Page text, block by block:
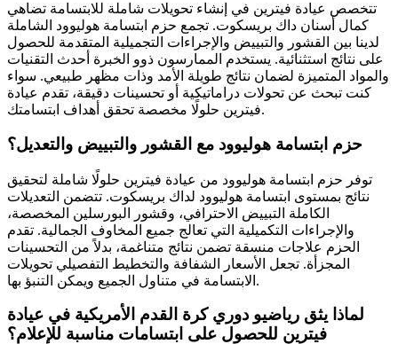
تتخصص عيادة فيترين في إنشاء تحويلات شاملة للابتسامة تضاهي
كمال أسنان داك بريسكوت. تجمع حزم ابتسامة هوليوود الشاملة
لدينا بين القشور والتبييض والإجراءات التجميلية المتقدمة للحصول
على نتائج استثنائية. يستخدم الممارسون ذوو الخبرة أحدث التقنيات
والمواد المتميزة لضمان نتائج طويلة الأمد وذات مظهر طبيعي. سواء
كنت تبحث عن تحولات دراماتيكية أو تحسينات دقيقة، تقدم عيادة
فيترين حلولًا مخصصة تحقق أهداف ابتسامتك.
حزم ابتسامة هوليوود مع القشور والتبييض والتعديل؟
توفر حزم ابتسامة هوليوود من عيادة فيترين حلولًا شاملة لتحقيق
نتائج بمستوى ابتسامة هوليوود لداك بريسكوت. تتضمن التعديلات
الكاملة التبييض الاحترافي، وقشور البورسلين المخصصة،
والإجراءات التكميلية التي تعالج جميع المخاوف الجمالية. تقدم
الحزم علاجات منسقة تضمن نتائج متناغمة، بدلاً من التحسينات
المجزأة. تجعل الأسعار الشفافة والتخطيط التفصيلي تحويلات
الابتسامة في متناول الجميع ويمكن التنبؤ بها.
لماذا يثق رياضيو دوري كرة القدم الأمريكية في عيادة
فيترين للحصول على ابتسامات مناسبة للإعلام؟